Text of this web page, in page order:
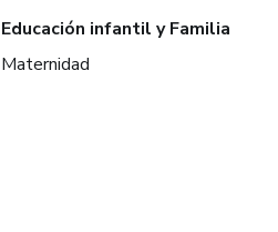
Educación infantil y Familia
Maternidad